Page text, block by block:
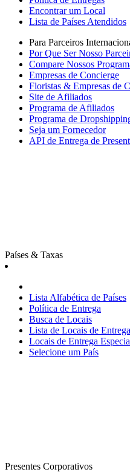
Encontrar um Local
Lista de Países Atendidos
Para Parceiros
Por Que Ser Nosso
Compare Nossos
Empresas de Concierge
Floristas & Empresas de
Site de Afiliados
Programa de Afiliados
Programa de
Seja um Fornecedor
API de Entrega de
Países & Taxas
Lista Alfabética de Países
Política de Entrega
Busca de Locais
Lista de Locais de Entrega
Locais de Entrega
Selecione um País
Presentes Corporativos